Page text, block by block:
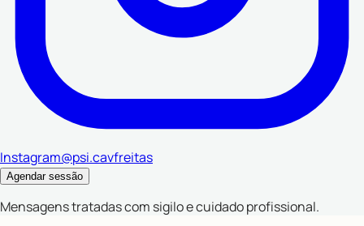
Instagram@psi.cavfreitas
Agendar sessão
Mensagens tratadas com sigilo e cuidado profissional.